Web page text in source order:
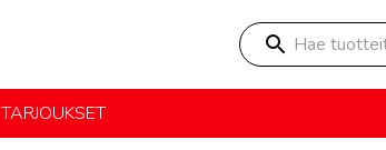
Hae tuotteita
TARJOUKSET